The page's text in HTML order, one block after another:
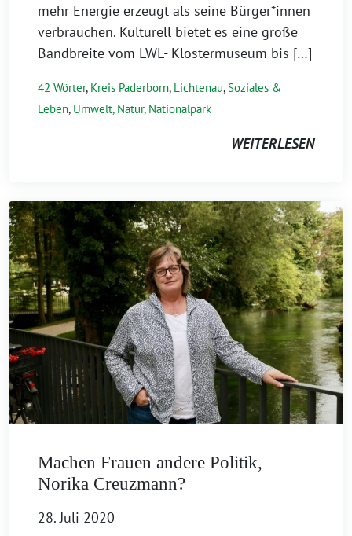
mehr Energie erzeugt als seine Bürger*innen
verbrauchen. Kulturell bietet es eine große
Bandbreite vom LWL- Klostermuseum bis […]
42 Wörter, Kreis Paderborn, Lichtenau,Soziales &
Leben, Umwelt, Natur, Nationalpark
WEITERLESEN
Machen Frauen andere Politik,
Norika Creuzmann?
28. Juli 2020